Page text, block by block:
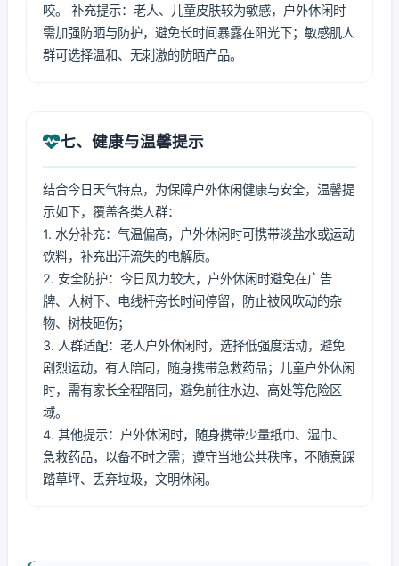
咬。 补充提示：老人、儿童皮肤较为敏感，户外休闲时
需加强防晒与防护，避免长时间暴露在阳光下；敏感肌人
群可选择温和、无刺激的防晒产品。
七、健康与温馨提示
结合今日天气特点，为保障户外休闲健康与安全，温馨提
示如下，覆盖各类人群：
1. 水分补充：气温偏高，户外休闲时可携带淡盐水或运动
饮料，补充出汗流失的电解质。
2. 安全防护：今日风力较大，户外休闲时避免在广告
牌、大树下、电线杆旁长时间停留，防止被风吹动的杂
物、树枝砸伤；
3. 人群适配：老人户外休闲时，选择低强度活动，避免
剧烈运动，有人陪同，随身携带急救药品；儿童户外休闲
时，需有家长全程陪同，避免前往水边、高处等危险区
域。
4. 其他提示：户外休闲时，随身携带少量纸巾、湿巾、
急救药品，以备不时之需；遵守当地公共秩序，不随意踩
踏草坪、丢弃垃圾，文明休闲。